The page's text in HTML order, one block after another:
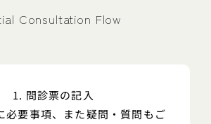
Consultation Flow
1. 問診票の記入
必要事項、また疑問・質問もご